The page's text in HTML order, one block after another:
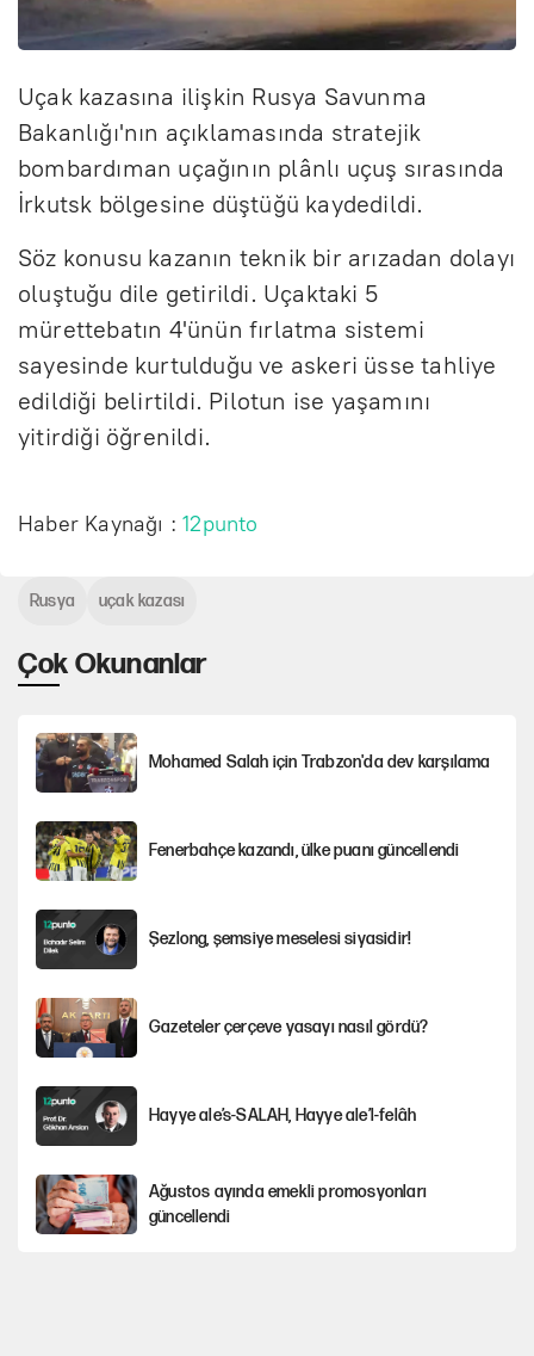
Uçak kazasına ilişkin Rusya Savunma
Bakanlığı'nın açıklamasında stratejik
bombardıman uçağının plânlı uçuş sırasında
İrkutsk bölgesine düştüğü kaydedildi.
Söz konusu kazanın teknik bir arızadan dolayı
oluştuğu dile getirildi. Uçaktaki 5
mürettebatın 4'ünün fırlatma sistemi
sayesinde kurtulduğu ve askeri üsse tahliye
edildiği belirtildi. Pilotun ise yaşamını
yitirdiği öğrenildi.
Haber Kaynağı :12punto
Çok Okunanlar
Mohamed Salah için Trabzon'da dev karşılama
Fenerbahçe kazandı, ülke puanı güncellendi
Şezlong, şemsiye meselesi siyasidir!
Gazeteler çerçeve yasayı nasıl gördü?
Hayye ale’s-SALAH, Hayye ale’l-felâh
Ağustos ayında emekli promosyonları
güncellendi
Rusya uçak kazası